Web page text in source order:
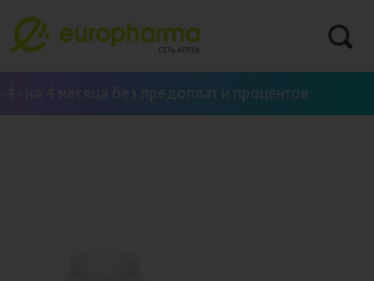
4 - на 4 месяца без предоплат и процентов